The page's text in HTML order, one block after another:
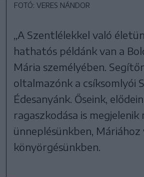
FOTÓ: VERES NÁNDOR
„A Szentlélekkel való
hathatós példánk van a
Mária személyében.
oltalmazónk a csíksomlyói
Édesanyánk. Őseink,
ragaszkodása is megjelenik
ünneplésünkben, Máriához
könyörgésünkben.